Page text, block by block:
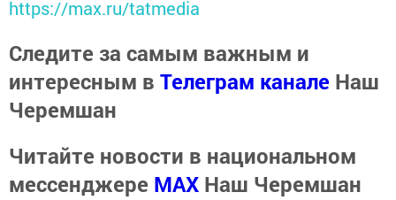
https://max.ru/tatmedia
Следите за самым важным и
интересным в Телеграм канале Наш
Черемшан
Читайте новости в национальном
мессенджере MАХ Наш Черемшан